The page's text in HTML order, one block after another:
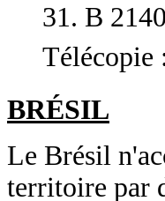
31. B
Télécopie
BRÉSIL
Le Brésil
territoire par